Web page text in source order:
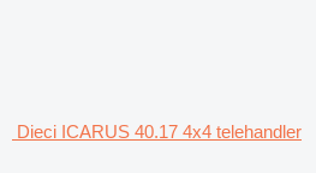
Dieci ICARUS 40.17 4x4 telehandler